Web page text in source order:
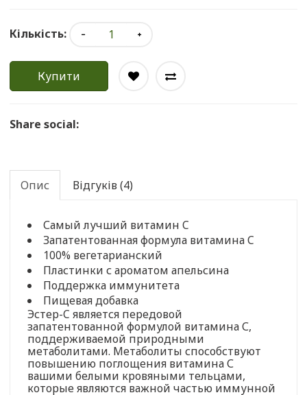
Кількість:
Купити
Share social:
Опис Відгуків (4)
Самый лучший витамин C
Запатентованная формула витамина C
100% вегетарианский
Пластинки с ароматом апельсина
Поддержка иммунитета
Пищевая добавка
Эстер-C является передовой
запатентованной формулой витамина С,
поддерживаемой природными
метаболитами. Метаболиты способствуют
повышению поглощения витамина С
вашими белыми кровяными тельцами,
которые являются важной частью иммунной